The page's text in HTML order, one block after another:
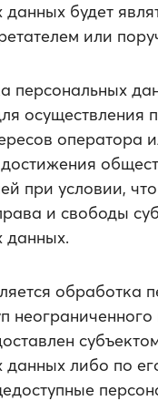
будет
или
персональных
осуществления
оператора
при условии,
и свободы
данных.
обработка
неограниченного
данных либо по